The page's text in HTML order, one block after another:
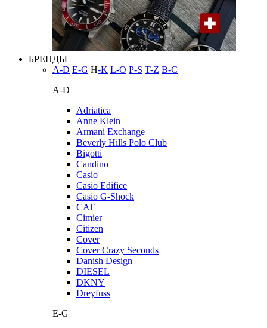
БРЕНДЫ
A-D E-G H-K L-O P-S T-Z В-С
A-D
Adriatica
Anne Klein
Armani Exchange
Beverly Hills Polo Club
Bigotti
Candino
Casio
Casio Edifice
Casio G-Shock
CAT
Cimier
Citizen
Cover
Cover Crazy Seconds
Danish Design
DIESEL
DKNY
Dreyfuss
E-G